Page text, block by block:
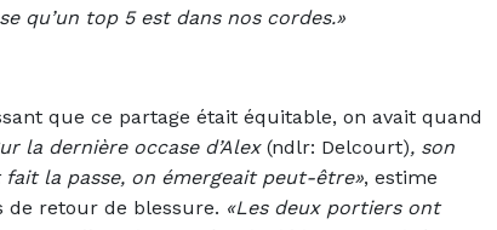
qu’un top 5 est dans nos cordes.»
que ce partage était équitable, on avait quand
la dernière occase d’Alex (ndlr: Delcourt), son
la passe, on émergeait peut-être», estime
de retour de blessure. «Les deux portiers ont